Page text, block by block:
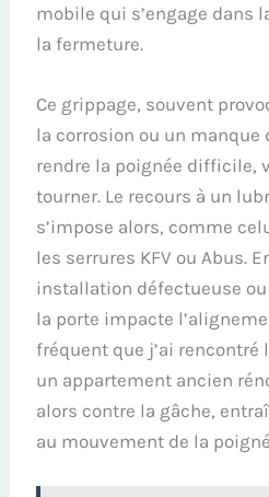
mobile qui s’engage dans
la fermeture.
Ce grippage, souvent
la corrosion ou un manque
rendre la poignée difficile,
tourner. Le recours à un
s’impose alors, comme
les serrures KFV ou Abus.
installation défectueuse
la porte impacte
fréquent que j’ai rencontré
un appartement ancien
alors contre la gâche,
au mouvement de la